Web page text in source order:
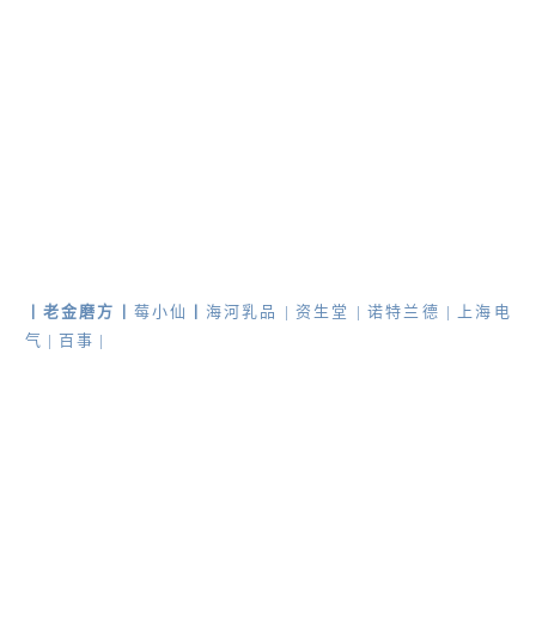
丨老金磨方 莓小仙 海河乳品 |资生堂 |诺特兰德 |
上海电
气 | 百事 |